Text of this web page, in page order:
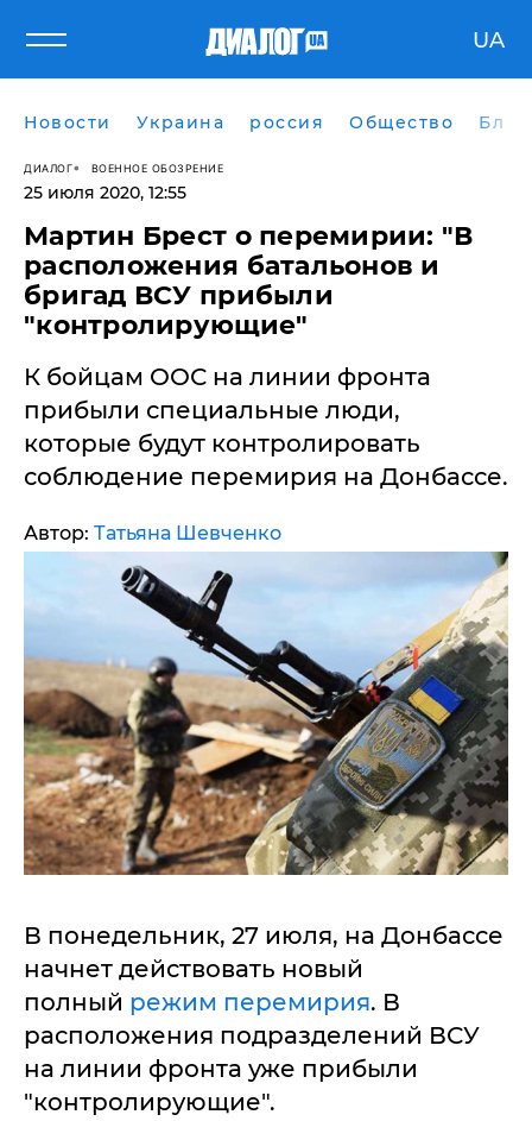
UA
Новости Украина россия Общество
ДИАЛОГ ВОЕННОЕ ОБОЗРЕНИЕ
25 июля 2020, 12:55
​Мартин Брест о перемирии: "В
расположения батальонов и
бригад ВСУ прибыли
"контролирующие"
К бойцам ООС на линии фронта
прибыли специальные люди,
которые будут контролировать
соблюдение перемирия на Донбассе.
Автор: Татьяна Шевченко
В понедельник, 27 июля, на Донбассе
начнет действовать новый
полный режим перемирия. В
расположения подразделений ВСУ
на линии фронта уже прибыли
"контролирующие".